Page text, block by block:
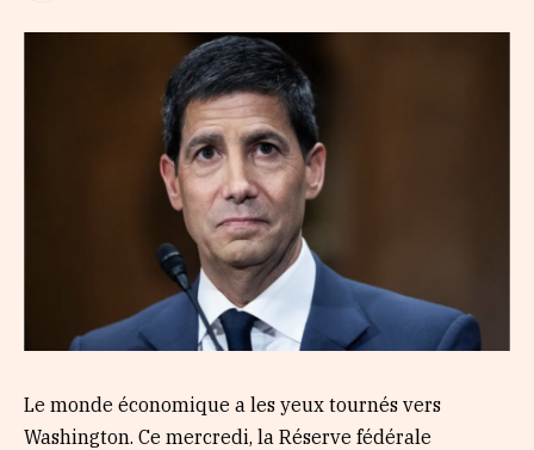
Le monde économique a les yeux tournés vers
Washington. Ce mercredi, la Réserve fédérale